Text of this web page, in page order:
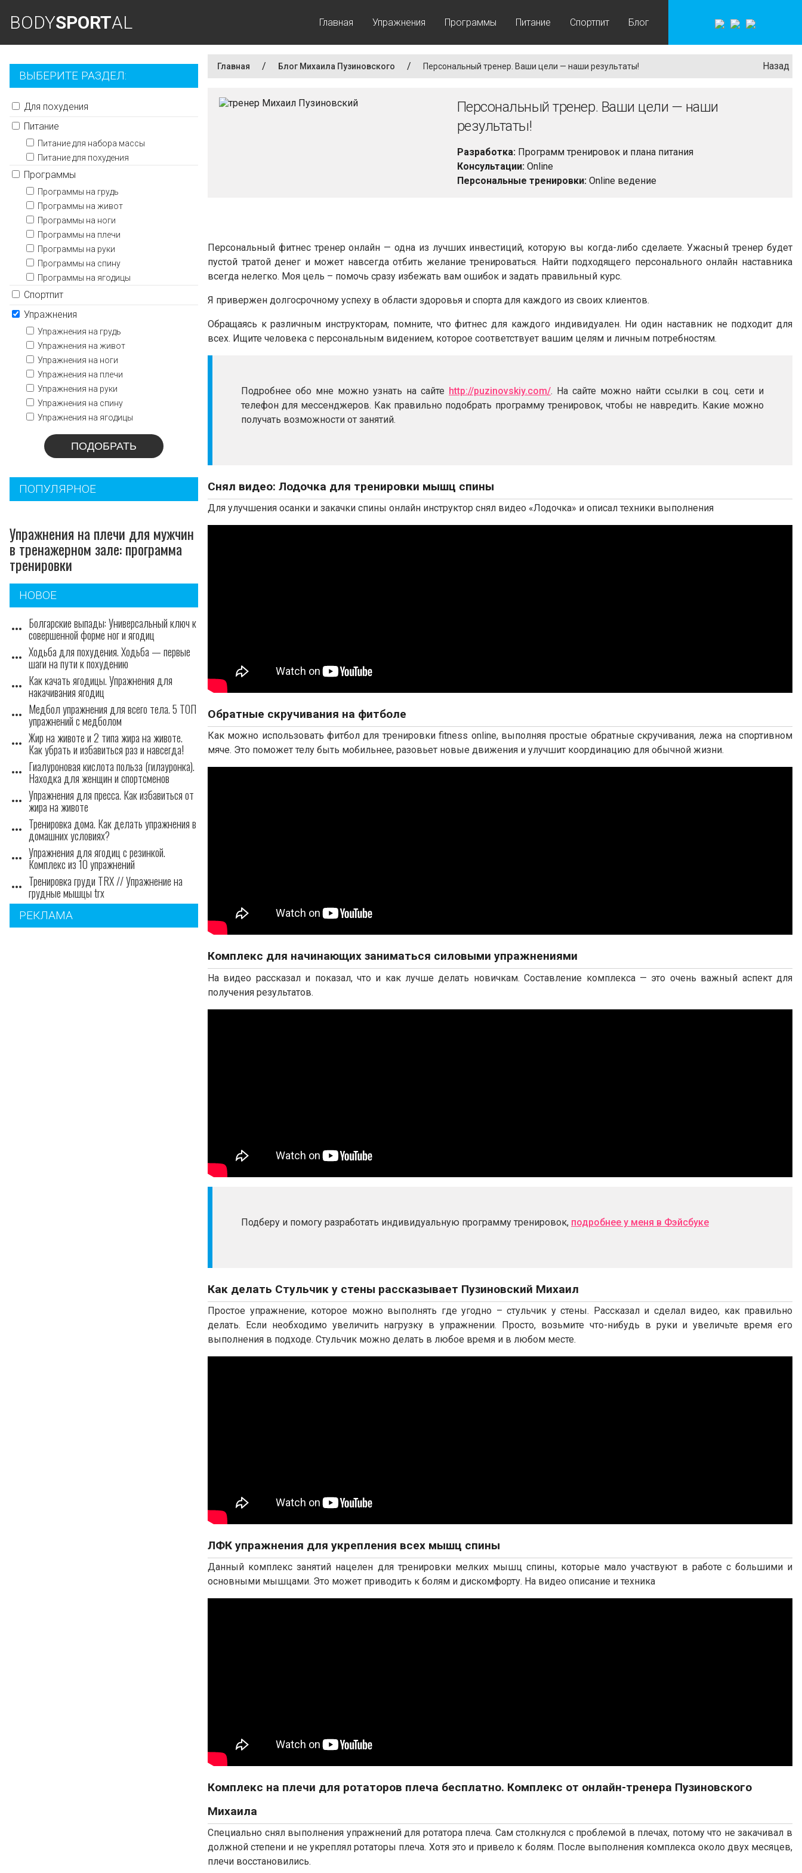
BODYSPORTAL Главная Упражнения Программы Питание Спортпит Блог
ВЫБЕРИТЕ РАЗДЕЛ:
Для похудения
Питание
Питание для набора массы
Питание для похудения
Программы
Программы на грудь
Программы на живот
Программы на ноги
Программы на плечи
Программы на руки
Программы на спину
Программы на ягодицы
Спортпит
Упражнения
Упражнения на грудь
Упражнения на живот
Упражнения на ноги
Упражнения на плечи
Упражнения на руки
Упражнения на спину
Упражнения на ягодицы
ПОПУЛЯРНОЕ
Упражнения на плечи для мужчин
в тренажерном зале: программа
тренировки
НОВОЕ
more_horiz Болгарские выпады: Универсальный ключ к
совершенной форме ног и ягодиц
more_horiz Ходьба для похудения. Ходьба — первые
шаги на пути к похудению
more_horiz Как качать ягодицы. Упражнения для
накачивания ягодиц
more_horiz Медбол упражнения для всего тела. 5 ТОП
упражнений с медболом
more_horiz Жир на животе и 2 типа жира на животе.
Как убрать и избавиться раз и навсегда!
more_horiz Гиалуроновая кислота польза (гилауронка).
Находка для женщин и спортсменов
more_horiz Упражнения для пресса. Как избавиться от
жира на животе
more_horiz Тренировка дома. Как делать упражнения в
домашних условиях?
more_horiz Упражнения для ягодиц с резинкой.
Комплекс из 10 упражнений
more_horiz Тренировка груди TRX // Упражнение на
грудные мышцы trx
РЕКЛАМА
Главная / Блог Михаила Пузиновского / Персональный тренер. Ваши цели — наши результаты! Назад
Персональный тренер. Ваши цели — наши
результаты!
Разработка:Программ тренировок и плана питания
Консультации:Online
Персональные тренировки:Online ведение
Персональный фитнес тренер онлайн — одна из лучших инвестиций, которую вы когда-либо сделаете. Ужасный тренер будет
пустой тратой денег и может навсегда отбить желание тренироваться. Найти подходящего персонального онлайн наставника
всегда нелегко. Моя цель – помочь сразу избежать вам ошибок и задать правильный курс.
Я привержен долгосрочному успеху в области здоровья и спорта для каждого из своих клиентов.
Обращаясь к различным инструкторам, помните, что фитнес для каждого индивидуален. Ни один наставник не подходит для
всех. Ищите человека с персональным видением, которое соответствует вашим целям и личным потребностям.
Подробнее обо мне можно узнать на сайте http://puzinovskiy.com/. На сайте можно найти ссылки в соц. сети и
телефон для мессенджеров. Как правильно подобрать программу тренировок, чтобы не навредить. Какие можно
получать возможности от занятий.
Снял видео: Лодочка для тренировки мышц спины
Для улучшения осанки и закачки спины онлайн инструктор снял видео «Лодочка» и описал техники выполнения
Обратные скручивания на фитболе
Как можно использовать фитбол для тренировки fitness online, выполняя простые обратные скручивания, лежа на спортивном
мяче. Это поможет телу быть мобильнее, разовьет новые движения и улучшит координацию для обычной жизни.
Комплекс для начинающих заниматься силовыми упражнениями
На видео рассказал и показал, что и как лучше делать новичкам. Составление комплекса — это очень важный аспект для
получения результатов.
Подберу и помогу разработать индивидуальную программу тренировок, подробнее у меня в Фэйсбуке
Как делать Стульчик у стены рассказывает Пузиновский Михаил
Простое упражнение, которое можно выполнять где угодно – стульчик у стены. Рассказал и сделал видео, как правильно
делать. Если необходимо увеличить нагрузку в упражнении. Просто, возьмите что-нибудь в руки и увеличьте время его
выполнения в подходе. Стульчик можно делать в любое время и в любом месте.
ЛФК упражнения для укрепления всех мышц спины
Данный комплекс занятий нацелен для тренировки мелких мышц спины, которые мало участвуют в работе с большими и
основными мышцами. Это может приводить к болям и дискомфорту. На видео описание и техника
Комплекс на плечи для ротаторов плеча бесплатно. Комплекс от онлайн-тренера Пузиновского
Михаила
Специально снял выполнения упражнений для ротатора плеча. Сам столкнулся с проблемой в плечах, потому что не закачивал в
должной степени и не укреплял ротаторы плеча. Хотя это и привело к болям. После выполнения комплекса около двух месяцев,
плечи восстановились.